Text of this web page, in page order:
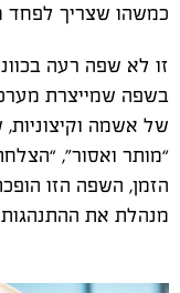
כמשהו שצריך לפחד
זו לא שפה רעה
בשפה שמייצרת
של אשמה
“מותר ואסור”,
הזמן, השפה הזו
מנהלת את